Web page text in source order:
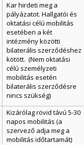
Kar hirdeti meg a
pályázatot. Hallgatói és
oktatási célú mobilitás
esetében a két
intézmény közötti
bilaterális szerződéshez
kötött. (Nem oktatási
célú személyzeti
mobilitás esetén
bilaterális szerződésre
nincs szükség)
Kizárólag rövid távú 5-30
napos mobilitás (a
szervező adja meg a
mobilitás időtartamát)